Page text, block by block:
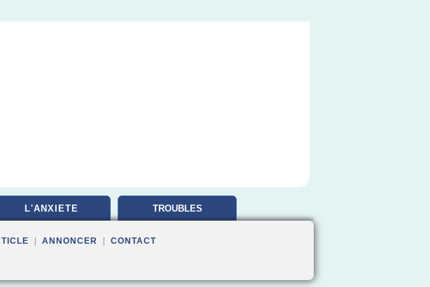
L'ANXIETE TROUBLES
ANNONCER CONTACT